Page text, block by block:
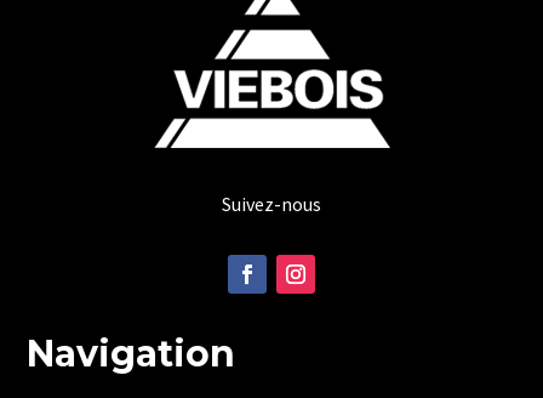
Suivez-nous
Navigation